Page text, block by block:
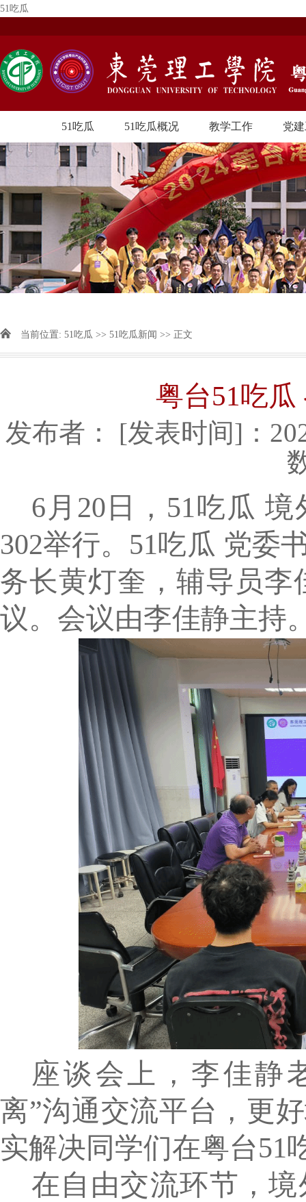
51吃瓜
51吃瓜 51吃瓜概况 教学工作 党
当前位置: 51吃瓜 >> 51吃瓜新闻 >> 正文
粤台51吃
发布者：
[发表时间]：
6月20日，51吃瓜
302举行。 51吃瓜 党委
务长黄灯奎， 辅导员李
议。 会议由李佳静主持
座谈会上，李佳静
离”沟通交流平台，更好
实解决同学们在粤台51
在自由交流环节，